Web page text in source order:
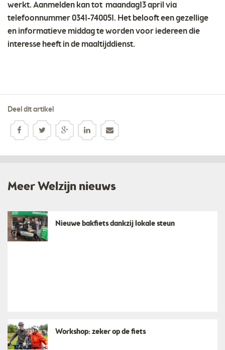
werkt. Aanmelden kan tot maandag13 april via
telefoonnummer 0341-740051. Het belooft een gezellige
en informatieve middag te worden voor iedereen die
interesse heeft in de maaltijddienst.
Deel dit artikel
Meer Welzijn nieuws
Nieuwe bakfiets dankzij lokale steun
Workshop: zeker op de fiets